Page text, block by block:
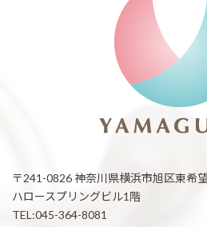
〒241-0826 神奈川県横浜市旭区東希
ハロースプリングビル1階
TEL:045-364-8081